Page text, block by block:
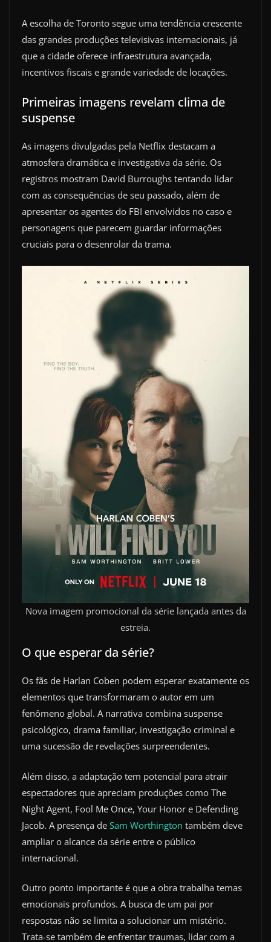
A escolha de Toronto segue uma tendência crescente
das grandes produções televisivas internacionais, já
que a cidade oferece infraestrutura avançada,
incentivos fiscais e grande variedade de locações.
Primeiras imagens revelam clima de
suspense
As imagens divulgadas pela Netflix destacam a
atmosfera dramática e investigativa da série. Os
registros mostram David Burroughs tentando lidar
com as consequências de seu passado, além de
apresentar os agentes do FBI envolvidos no caso e
personagens que parecem guardar informações
cruciais para o desenrolar da trama.
Nova imagem promocional da série lançada antes da
estreia.
O que esperar da série?
Os fãs de Harlan Coben podem esperar exatamente os
elementos que transformaram o autor em um
fenômeno global. A narrativa combina suspense
psicológico, drama familiar, investigação criminal e
uma sucessão de revelações surpreendentes.
Além disso, a adaptação tem potencial para atrair
espectadores que apreciam produções como The
Night Agent, Fool Me Once, Your Honor e Defending
Jacob. A presença de Sam Worthington também deve
ampliar o alcance da série entre o público
internacional.
Outro ponto importante é que a obra trabalha temas
emocionais profundos. A busca de um pai por
respostas não se limita a solucionar um mistério.
Trata-se também de enfrentar traumas, lidar com a